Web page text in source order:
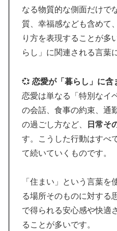
なる物質的な側面だけで
質、幸福感なども含めて
り方を表現することが多
らし」に関連される言葉
💞 恋愛が「暮らし」に含
恋愛は単なる「特別なイ
の会話、食事の約束、通
の過ごし方など、
日常そ
す。こうした行動はすべ
て続いていくものです。
「住まい」という言葉を
る場所そのものに対する
で得られる安心感や快適
ることが多いです。